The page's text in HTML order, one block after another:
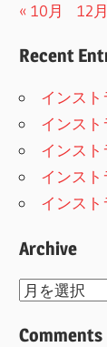
« 10月 12
Recent
インスト
インスト
インスト
インスト
インスト
Archive
Archive
Comments